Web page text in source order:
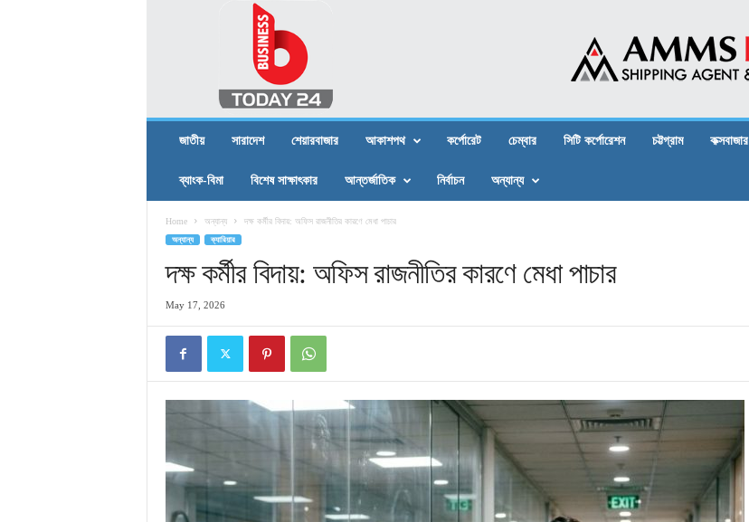
জাতীয় সারাদেশ শেয়ারবাজার আকাশপথ কর্পোরেট চেম্বার সিটি কর্পোরেশন চট্টগ্রাম কক্সবাজার
ব্যাংক-বিমা বিশেষ সাক্ষাৎকার আন্তর্জাতিক নির্বাচন অন্যান্য
Home অন্যান্য দক্ষ কর্মীর বিদায়: অফিস রাজনীতির কারণে মেধা পাচার
অন্যান্য ক্যারিয়ার
দক্ষ কর্মীর বিদায়: অফিস রাজনীতির কারণে মেধা পাচার
May 17, 2026